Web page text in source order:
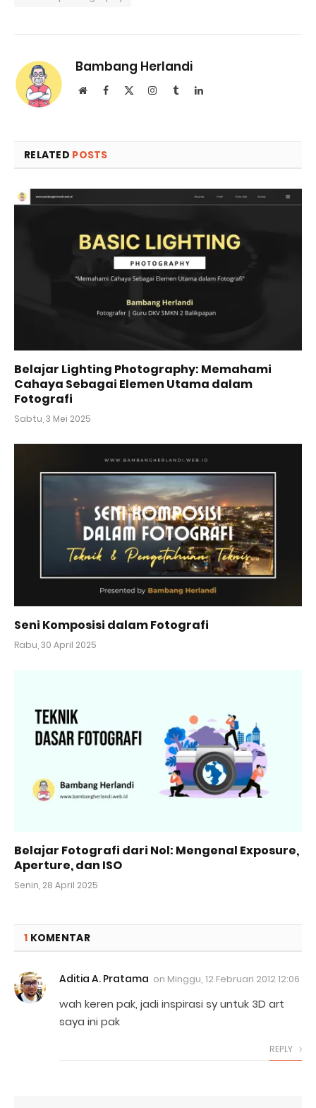
Bambang Herlandi
WebsiteFacebook Instagram
TumblrLinkedIn
RELATED POSTS
Belajar Lighting Photography: Memahami
Cahaya Sebagai Elemen Utama dalam
Fotografi
Sabtu, 3 Mei 2025
Seni Komposisi dalam Fotografi
Rabu, 30 April 2025
Belajar Fotografi dari Nol: Mengenal Exposure,
Aperture, dan ISO
Senin, 28 April 2025
1 KOMENTAR
Aditia A. Pratama on Minggu, 12 Februari 2012 12:06
wah keren pak, jadi inspirasi sy untuk 3D art
saya ini pak
REPLY